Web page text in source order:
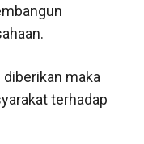
maka
terhadap